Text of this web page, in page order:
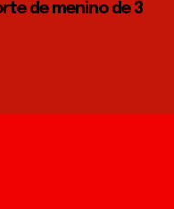
de menino de 3